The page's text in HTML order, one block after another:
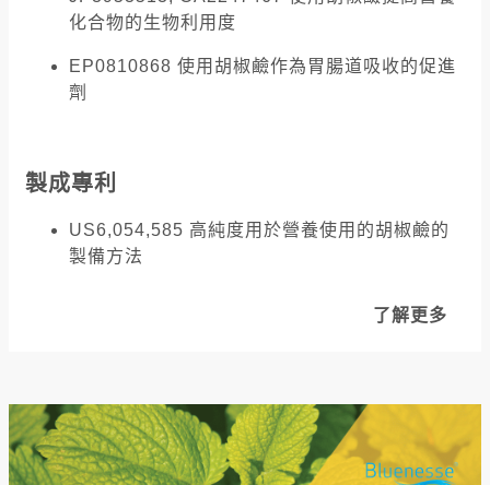
化合物的生物利用度
EP0810868 使用胡椒鹼作為胃腸道吸收的促進
劑
製成專利
US6,054,585 高純度用於營養使用的胡椒鹼的
製備方法
了解更多